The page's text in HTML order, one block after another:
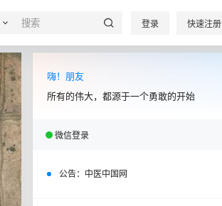
登录 快速注册
嗨！朋友
所有的伟大，都源于一个勇敢的开始
微信登录
公告： 中医中国网